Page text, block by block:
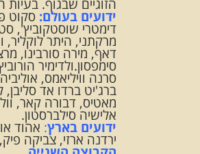
הזוגיים שבגוף. בעיות
ידועים בעולם: סקוט
דימטרי שוסטקוביץ',
מרקתני, היתר לוקליר,
דאף, מירה סורבינו,
סימפסון.ולדימיר
סרנה וויליאמס,
ברג'יט ברדו אד סליבן,
מאטיס, דבורה קאר,
אלישיה סילברסטון.
ידועים בארץ: אהוד
ירדנה ארזי, צביקה